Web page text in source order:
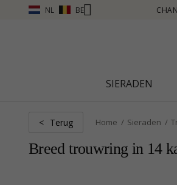
NL BE
PUNTEN ZIE MEER - KLIK HIER
SIERADEN
< Terug Home Sieraden
Breed trouwring in 14